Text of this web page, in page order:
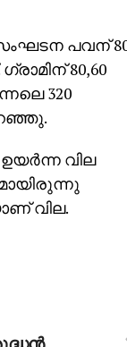
പവന്
80,60
320
വില
വില.